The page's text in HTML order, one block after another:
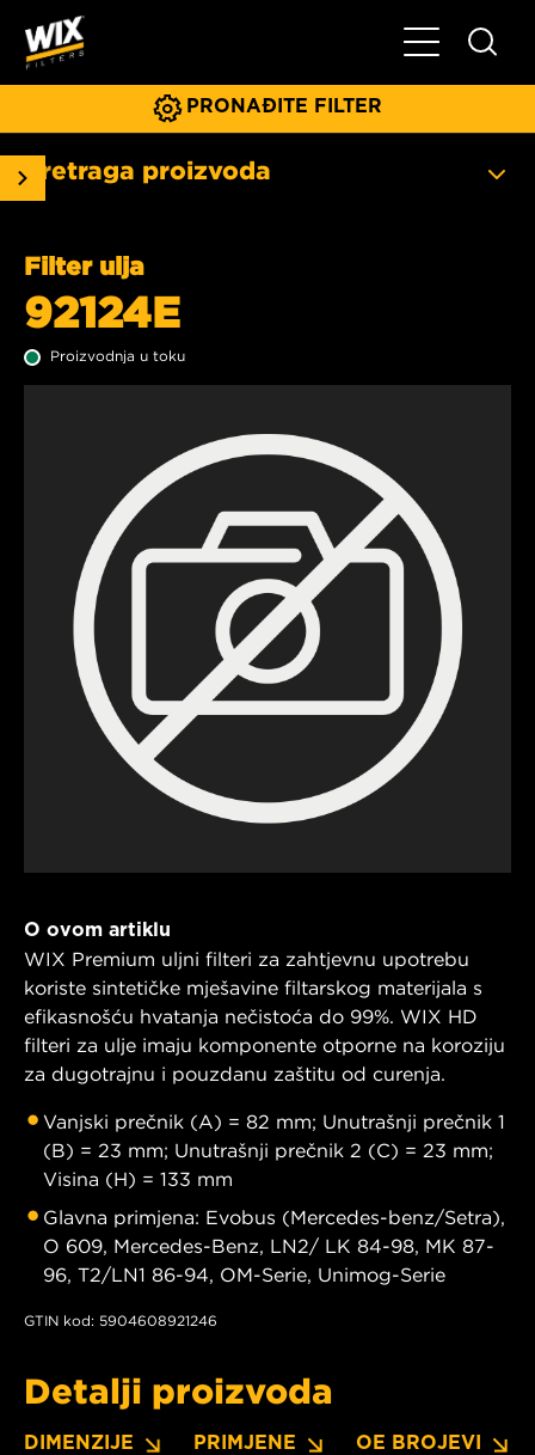
Glavni meni
PRONAĐITE FILTER
Pretraga proizvoda
Filter ulja
92124E
Proizvodnja u toku
O ovom artiklu
WIX Premium uljni filteri za zahtjevnu upotrebu
koriste sintetičke mješavine filtarskog materijala s
efikasnošću hvatanja nečistoća do 99%. WIX HD
filteri za ulje imaju komponente otporne na koroziju
za dugotrajnu i pouzdanu zaštitu od curenja.
Vanjski prečnik (A) = 82 mm; Unutrašnji prečnik 1
(B) = 23 mm; Unutrašnji prečnik 2 (C) = 23 mm;
Visina (H) = 133 mm
Glavna primjena: Evobus (Mercedes-benz/Setra),
O 609, Mercedes-Benz, LN2/ LK 84-98, MK 87-
96, T2/LN1 86-94, OM-Serie, Unimog-Serie
GTIN kod: 5904608921246
Detalji proizvoda
DIMENZIJE PRIMJENE OE BROJEVI